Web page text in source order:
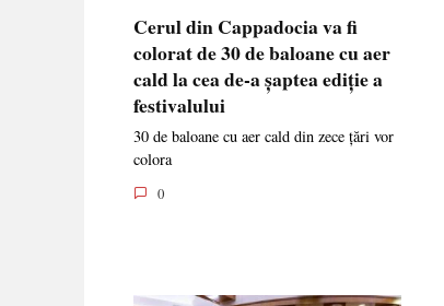
Cerul din Cappadocia va fi
colorat de 30 de baloane cu aer
cald la cea de-a șaptea ediție a
festivalului
30 de baloane cu aer cald din zece țări vor
colora
0